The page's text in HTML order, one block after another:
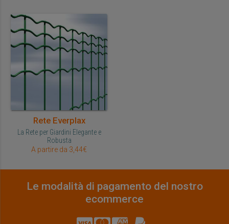
Rete Everplax
La Rete per Giardini Elegante e
Robusta
A partire da 3,44€
Le modalità di pagamento del nostro
ecommerce